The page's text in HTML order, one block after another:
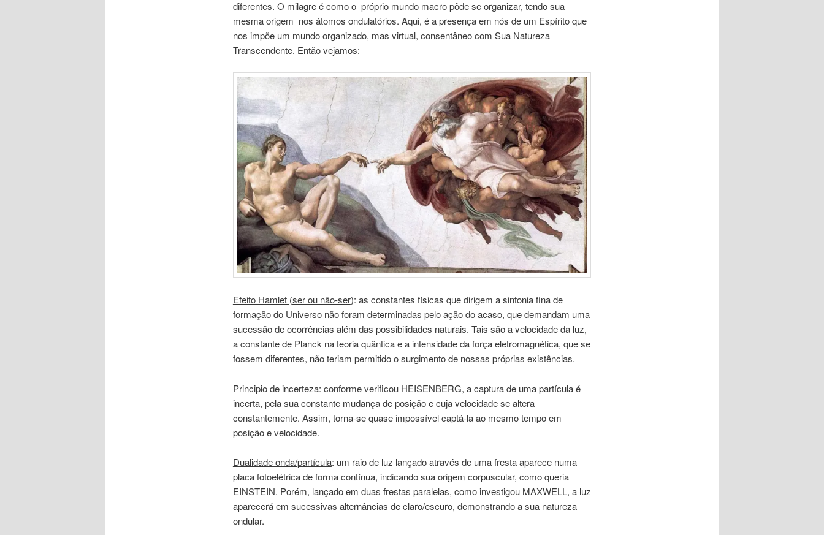
diferentes. O milagre é como o próprio mundo macro pôde se organizar, tendo sua
mesma origem nos átomos ondulatórios. Aqui, é a presença em nós de um Espírito que
nos impõe um mundo organizado, mas virtual, consentâneo com Sua Natureza
Transcendente. Então vejamos:
Efeito Hamlet (ser ou não-ser): as constantes físicas que dirigem a sintonia fina de
formação do Universo não foram determinadas pelo ação do acaso, que demandam uma
sucessão de ocorrências além das possibilidades naturais. Tais são a velocidade da luz,
a constante de Planck na teoria quântica e a intensidade da força eletromagnética, que se
fossem diferentes, não teriam permitido o surgimento de nossas próprias existências.
Principio de incerteza: conforme verificou HEISENBERG, a captura de uma partícula é
incerta, pela sua constante mudança de posição e cuja velocidade se altera
constantemente. Assim, torna-se quase impossível captá-la ao mesmo tempo em
posição e velocidade.
Dualidade onda/partícula: um raio de luz lançado através de uma fresta aparece numa
placa fotoelétrica de forma contínua, indicando sua origem corpuscular, como queria
EINSTEIN. Porém, lançado em duas frestas paralelas, como investigou MAXWELL, a luz
aparecerá em sucessivas alternâncias de claro/escuro, demonstrando a sua natureza
ondular.